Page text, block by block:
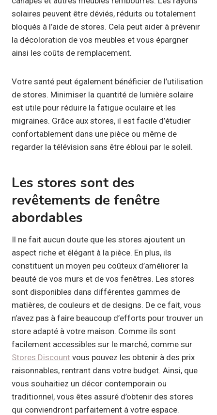
solaires peuvent être déviés, réduits ou totalement
bloqués à l’aide de stores. Cela peut aider à prévenir
la décoloration de vos meubles et vous épargner
ainsi les coûts de remplacement.
Votre santé peut également bénéficier de l’utilisation
de stores. Minimiser la quantité de lumière solaire
est utile pour réduire la fatigue oculaire et les
migraines. Grâce aux stores, il est facile d’étudier
confortablement dans une pièce ou même de
regarder la télévision sans être ébloui par le soleil.
Les stores sont des
revêtements de fenêtre
abordables
Il ne fait aucun doute que les stores ajoutent un
aspect riche et élégant à la pièce. En plus, ils
constituent un moyen peu coûteux d’améliorer la
beauté de vos murs et de vos fenêtres. Les stores
sont disponibles dans différentes gammes de
matières, de couleurs et de designs. De ce fait, vous
n’avez pas à faire beaucoup d’efforts pour trouver un
store adapté à votre maison. Comme ils sont
facilement accessibles sur le marché, comme sur
Stores Discount vous pouvez les obtenir à des prix
raisonnables, rentrant dans votre budget. Ainsi, que
vous souhaitiez un décor contemporain ou
traditionnel, vous êtes assuré d’obtenir des stores
qui conviendront parfaitement à votre espace.